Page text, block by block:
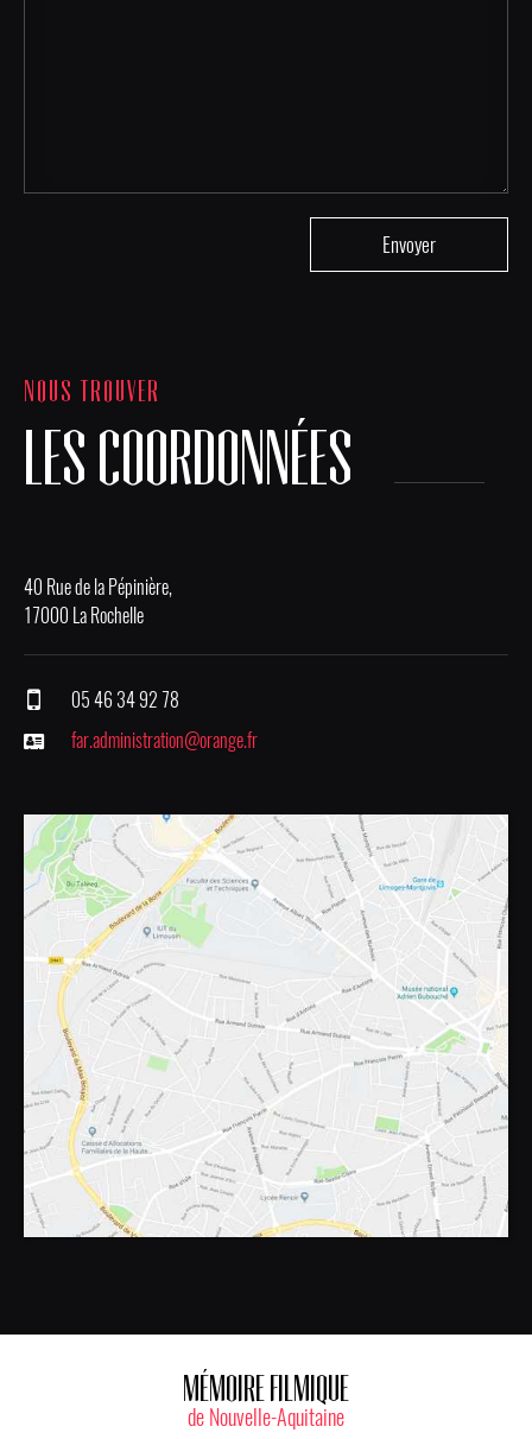
NOUS TROUVER
LES COORDONNÉES
40 Rue de la Pépinière,
17000 La Rochelle
05 46 34 92 78
far.administration@orange.fr
MÉMOIRE FILMIQUE
de Nouvelle-Aquitaine